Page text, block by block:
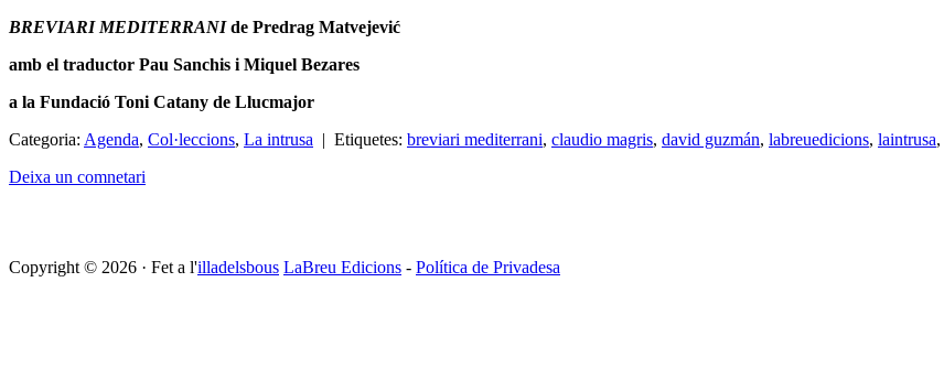
BREVIARI MEDITERRANIde Predrag Matvejević
amb el traductor Pau Sanchis i Miquel Bezares
a la Fundació Toni Catany de Llucmajor
Categoria: Agenda, Col·leccions, La intrusa | Etiquetes: breviari mediterrani, claudio magris, david guzmán, labreuedicions, laintrusa,
Deixa un comnetari
Copyright © 2026 · Fet a l'illadelsbous LaBreu Edicions - Política de Privadesa